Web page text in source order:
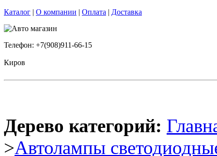
Каталог | О компании | Оплата | Доставка
Телефон: +7(908)911-66-15
Киров
Дерево категорий:
>Автолампы